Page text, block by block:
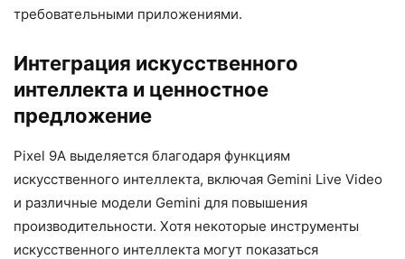
требовательными приложениями.
Интеграция искусственного
интеллекта и ценностное
предложение
Pixel 9A выделяется благодаря функциям
искусственного интеллекта, включая Gemini Live Video
и различные модели Gemini для повышения
производительности. Хотя некоторые инструменты
искусственного интеллекта могут показаться